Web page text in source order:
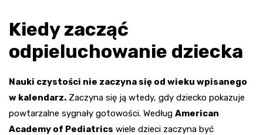
Kiedy zacząć
odpieluchowanie dziecka
Nauki czystości nie zaczyna się od wieku wpisanego
w kalendarz. Zaczyna się ją wtedy, gdy dziecko pokazuje
powtarzalne sygnały gotowości. Według American
Academy of Pediatrics wiele dzieci zaczyna być